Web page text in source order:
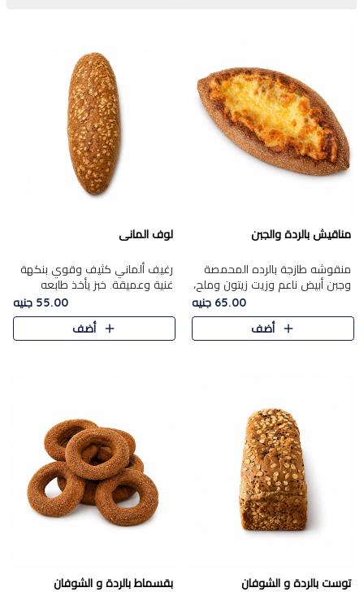
مناقيش بالردة والجبن
منقوشه طازجة بالرده المحمصة
وجبن أبيض ناعم وزيت زيتون وملح،
مباشرة من الفرن.الرده مع نعومة
الجبن فوق عجينة طازجة.
65.00 جنيه
أضف
لوف المانى
رغيف ألماني كثيف وقوي بنكهة
غنية وعميقة. خبز يأخذ طابعه
55.00 جنيه
أضف
توست بالردة و الشوفان بقسماط بالردة و الشوفان